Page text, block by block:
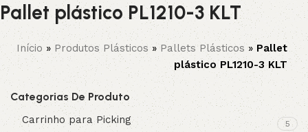
Pallet plástico PL1210-3 KLT
Início » Produtos Plásticos»Pallets Plásticos » Pallet
plástico PL1210-3 KLT
Categorias De Produto
Carrinho para Picking 5